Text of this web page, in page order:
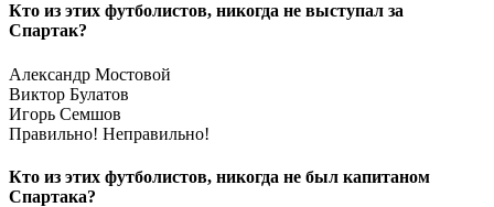
Кто из этих футболистов, никогда не выступал за
Спартак?
Александр Мостовой
Виктор Булатов
Игорь Семшов
Правильно! Неправильно!
Кто из этих футболистов, никогда не был капитаном
Спартака?